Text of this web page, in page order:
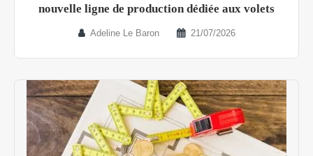
nouvelle ligne de production dédiée aux volets
Adeline Le Baron 21/07/2026